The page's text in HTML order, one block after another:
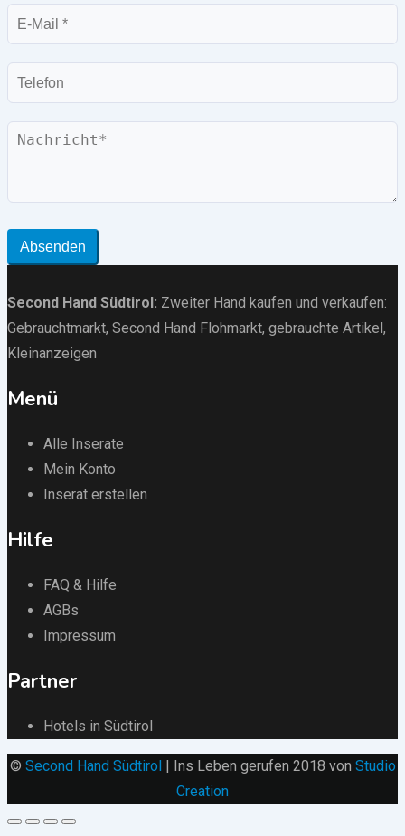
E-
Mail
Telefon
Nachricht
Absenden
Second Hand Südtirol : Zweiter Hand kaufen und verkaufen:
Gebrauchtmarkt, Second Hand Flohmarkt, gebrauchte Artikel ,
Kleinanzeigen
Menü
Alle Inserate
Mein Konto
Inserat erstellen
Hilfe
FAQ & Hilfe
AGBs
Impressum
Partner
Hotels in Südtirol
© Second Hand Südtirol | Ins Leben gerufen 2018 von Studio
Creation